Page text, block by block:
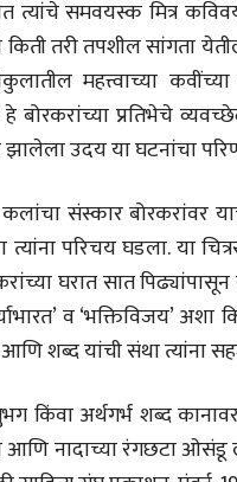
त्यांचे समवयस्क मित्र
तरी तपशील सांगता
महत्त्वाच्या
बोरकरांच्या प्रतिभेचे
झालेला उदय या घटनांचा
कलांचा संस्कार बोरकरांवर
त्यांना परिचय घडला. या
घरात सात
व ‘भक्तिविजय’
शब्द यांची संथा त्यांना
किंवा अर्थगर्भ शब्द
आणि नादाच्या रंगछटा